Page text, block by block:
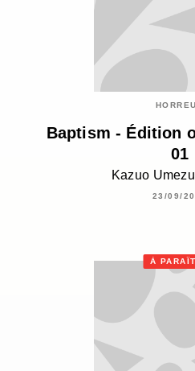
Baptism - Édition
01
Kazuo
23/09/
À